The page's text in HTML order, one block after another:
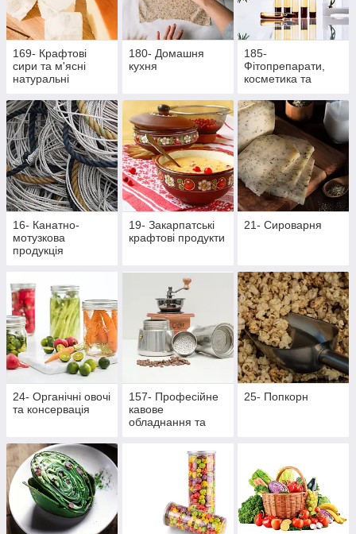
169- Крафтові
сири та м'ясні
натуральні
180- Домашня
кухня
185-
Фітопрепарати,
косметика та
16- Канатно-
мотузкова
продукція
19- Закарпатські
крафтові продукти
21- Сироварня
24- Органічні овочі
та консервація
157- Професійне
кавове
обладнання та
25- Попкорн